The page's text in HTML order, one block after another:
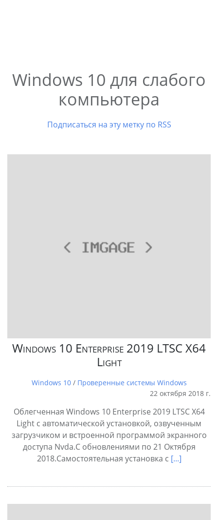
Windows 10 для слабого
компьютера
Подписаться на эту метку по RSS
Windows 10 Enterprise 2019 LTSC X64
Light
Windows 10/ Проверенные системы Windows
22 октября 2018 г.
Облегченная Windows 10 Enterprise 2019 LTSC X64
Light с автоматической установкой, озвученным
загрузчиком и встроенной программой экранного
доступа Nvda.С обновлениями по 21 Октября
2018.Самостоятельная установка с [...]